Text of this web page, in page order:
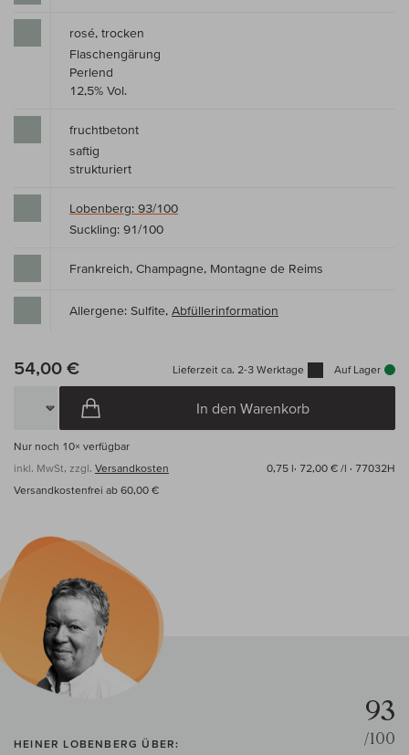
rosé, trocken
Flaschengärung
Perlend
12,5% Vol.
fruchtbetont
saftig
strukturiert
Lobenberg: 93/100
Suckling: 91/100
Frankreich, Champagne, Montagne de Reims
Allergene: Sulfite, Abfüllerinformation
54,00 € Lieferzeit ca. 2-3 Werktage Auf Lager
In den Warenkorb
Nur noch 10× verfügbar
inkl. MwSt, zzgl. Versandkosten 0,75 l· 72,00 € /l · 77032H
Versandkostenfrei ab 60,00 €
HEINER LOBENBERG ÜBER:
93
/100